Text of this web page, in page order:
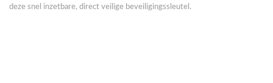
deze snel inzetbare, direct veilige beveiligingssleutel.